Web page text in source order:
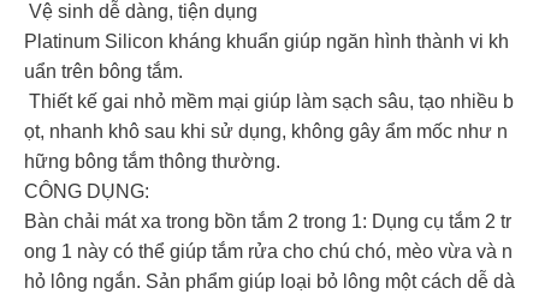
Vệ sinh dễ dàng, tiện dụng
Platinum Silicon kháng khuẩn giúp ngăn hình thành vi kh
uẩn trên bông tắm.
Thiết kế gai nhỏ mềm mại giúp làm sạch sâu, tạo nhiều b
ọt, nhanh khô sau khi sử dụng, không gây ẩm mốc như n
hững bông tắm thông thường.
CÔNG DỤNG:
Bàn chải mát xa trong bồn tắm 2 trong 1: Dụng cụ tắm 2 tr
ong 1 này có thể giúp tắm rửa cho chú chó, mèo vừa và n
hỏ lông ngắn. Sản phẩm giúp loại bỏ lông một cách dễ dà